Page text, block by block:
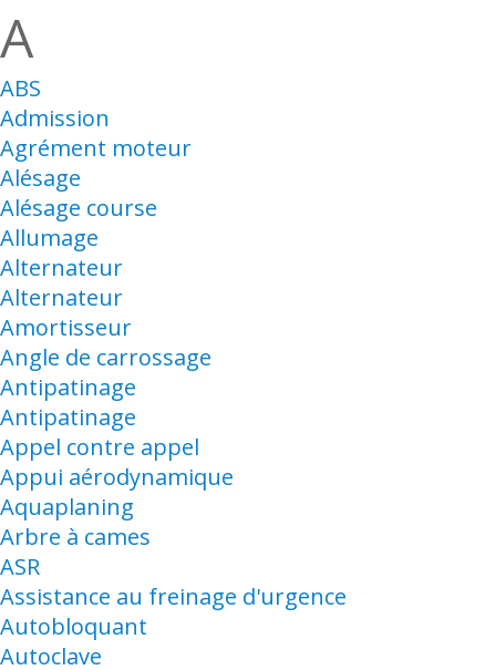
A
ABS
Admission
Agrément moteur
Alésage
Alésage course
Allumage
Alternateur
Alternateur
Amortisseur
Angle de carrossage
Antipatinage
Antipatinage
Appel contre appel
Appui aérodynamique
Aquaplaning
Arbre à cames
ASR
Assistance au freinage d'urgence
Autobloquant
Autoclave